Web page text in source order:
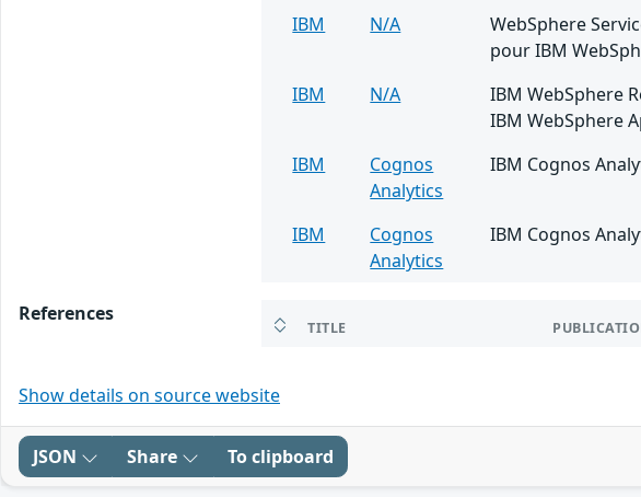
IBM
N/A
WebSphere
pour IBM
IBM
N/A
IBM WebSphere
IBM WebSphere
IBM
Cognos
Analytics
IBM Cognos
IBM
Cognos
Analytics
IBM Cognos
References
TITLE
Show details on source website
JSON Share To clipboard